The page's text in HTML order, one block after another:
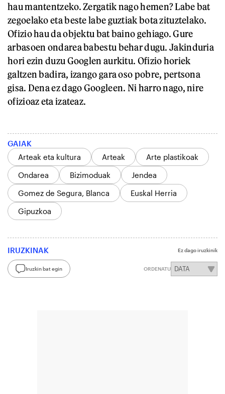
hau mantentzeko. Zergatik nago hemen? Labe bat
zegoelako eta beste labe guztiak bota zituztelako.
Ofizio hau da objektu bat baino gehiago. Gure
arbasoen ondarea babestu behar dugu. Jakinduria
hori ezin duzu Googlen aurkitu. Ofizio horiek
galtzen badira, izango gara oso pobre, pertsona
gisa. Dena ez dago Googleen. Ni harro nago, nire
ofizioaz eta izateaz.
GAIAK
Arteak eta kultura
Arteak
Arte plastikoak
Ondarea
Bizimoduak
Jendea
Gomez de Segura, Blanca
Euskal Herria
Gipuzkoa
IRUZKINAK Ez dago iruzkinik
Iruzkin bat egin ORDENATU